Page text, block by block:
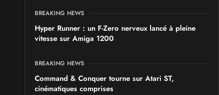
BREAKING NEWS
Hyper Runner : un F-Zero nerveux lancé à pleine
vitesse sur Amiga 1200
BREAKING NEWS
Command & Conquer tourne sur Atari ST,
cinématiques comprises